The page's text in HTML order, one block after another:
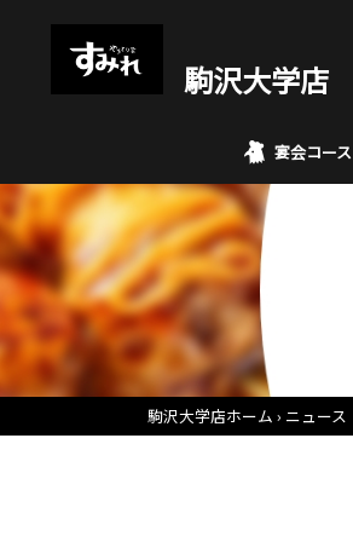
駒沢大学店
宴会コース
駒沢大学店ホーム ニュース